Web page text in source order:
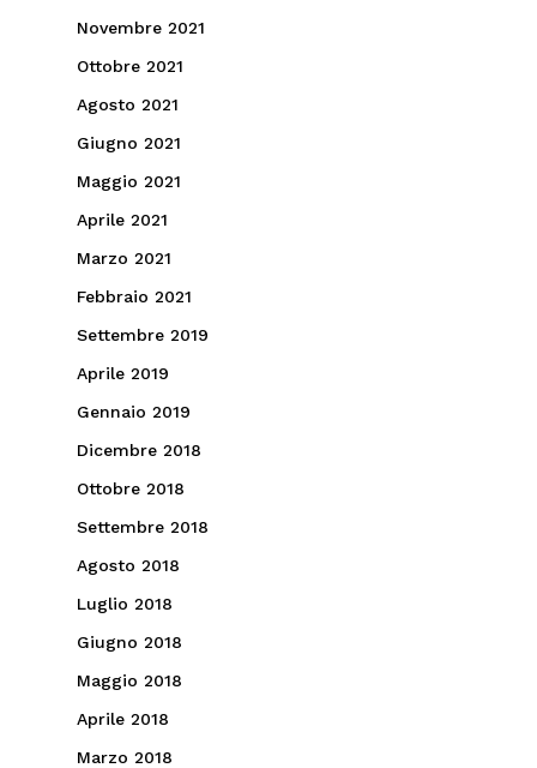
Novembre 2021
Ottobre 2021
Agosto 2021
Giugno 2021
Maggio 2021
Aprile 2021
Marzo 2021
Febbraio 2021
Settembre 2019
Aprile 2019
Gennaio 2019
Dicembre 2018
Ottobre 2018
Settembre 2018
Agosto 2018
Luglio 2018
Giugno 2018
Maggio 2018
Aprile 2018
Marzo 2018